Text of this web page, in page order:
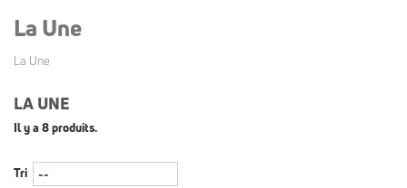
La Une
La Une
LA UNE
Il y a 8 produits.
Tri